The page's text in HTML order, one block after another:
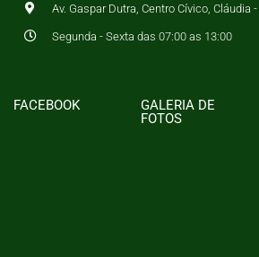
Av. Gaspar Dutra, Centro Cívico, Cláudia
Segunda - Sexta das 07:00 as 13:00
FACEBOOK
GALERIA DE
FOTOS